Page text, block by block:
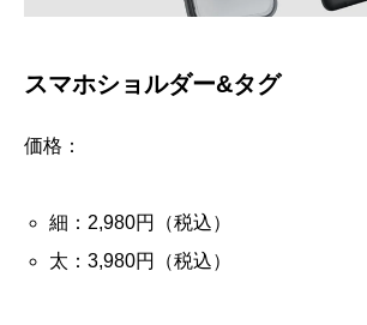
スマホショルダー&タグ
価格：
細：2,980円（税込）
太：3,980円（税込）